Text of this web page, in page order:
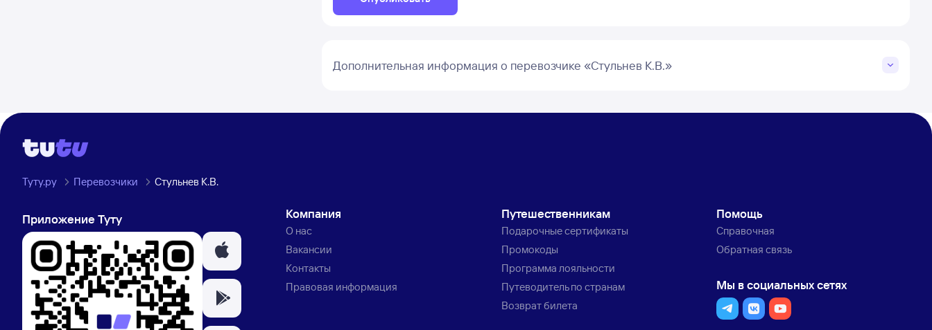
Дополнительная информация о перевозчике «Стульнев К.В.»
Туту.ру Перевозчики Стульнев К.В.
Приложение Туту Компания
О нас
Вакансии
Контакты
Правовая информация
Путешественникам
Подарочные сертификаты
Промокоды
Программа лояльности
Путеводитель по странам
Возврат билета
Помощь
Справочная
Обратная связь
Мы в социальных сетях